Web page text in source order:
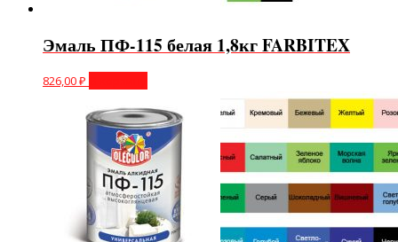
Эмаль ПФ-115 белая 1,8кг FARBITEX
826,00₽